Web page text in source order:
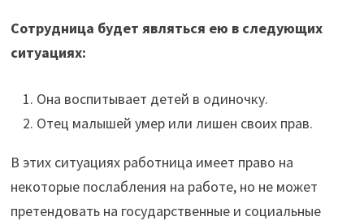
Сотрудница будет являться ею в следующих
ситуациях:
Она воспитывает детей в одиночку.
Отец малышей умер или лишен своих прав.
В этих ситуациях работница имеет право на
некоторые послабления на работе, но не может
претендовать на государственные и социальные